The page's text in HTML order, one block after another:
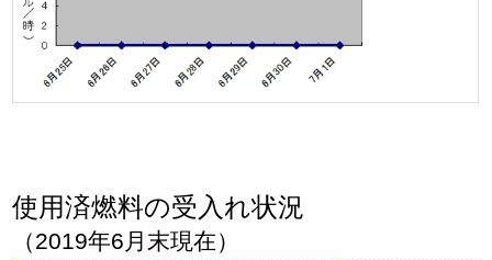
使用済燃料の受入れ状況
（2019年6月末現在）